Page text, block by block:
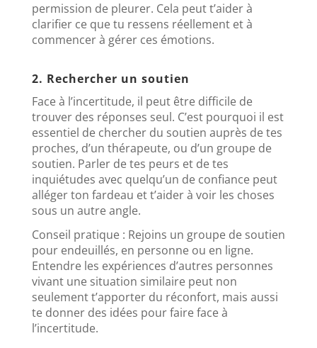
permission de pleurer. Cela peut t’aider à
clarifier ce que tu ressens réellement et à
commencer à gérer ces émotions.
2. Rechercher un soutien
Face à l’incertitude, il peut être difficile de
trouver des réponses seul. C’est pourquoi il est
essentiel de chercher du soutien auprès de tes
proches, d’un thérapeute, ou d’un groupe de
soutien. Parler de tes peurs et de tes
inquiétudes avec quelqu’un de confiance peut
alléger ton fardeau et t’aider à voir les choses
sous un autre angle.
Conseil pratique : Rejoins un groupe de soutien
pour endeuillés, en personne ou en ligne.
Entendre les expériences d’autres personnes
vivant une situation similaire peut non
seulement t’apporter du réconfort, mais aussi
te donner des idées pour faire face à
l’incertitude.